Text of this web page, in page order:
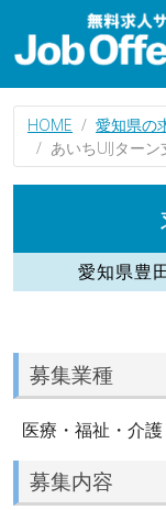
HOME 愛知県の
あいちUIJター
愛知県豊
募集業種
医療・福祉・介護
募集内容